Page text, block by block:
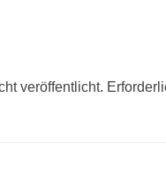
veröffentlicht.